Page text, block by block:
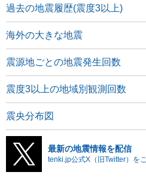
過去の地震履歴(震度3以上)
海外の大きな地震
震源地ごとの地震発生回数
震度3以上の地域別観測回数
震央分布図
最新の地震情報を配信
tenki.jp公式X（旧Twitter）を